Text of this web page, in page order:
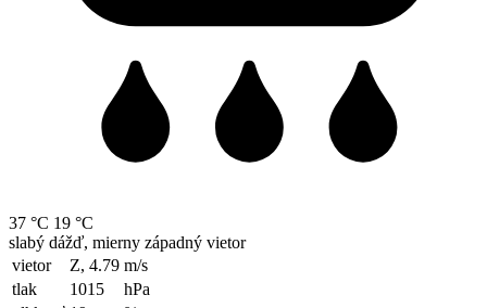
37 °C 19 °C
slabý dážď, mierny západný vietor
vietor
Z, 4.79 m/s
tlak
1015
hPa